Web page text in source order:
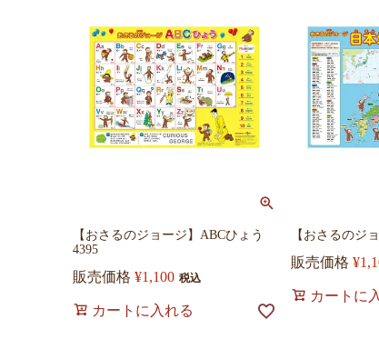
【おさるのジョージ】ABCひょう
4395
販売価格 ¥1,100 税込
カートに入れる
【おさるのジ
販売価格 ¥
カートに